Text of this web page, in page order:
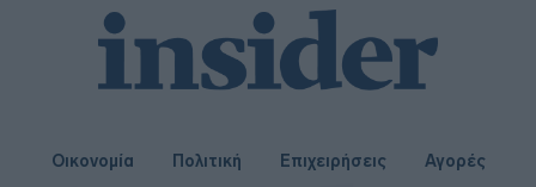
Οικονομία Πολιτική Επιχειρήσεις
Αγορές